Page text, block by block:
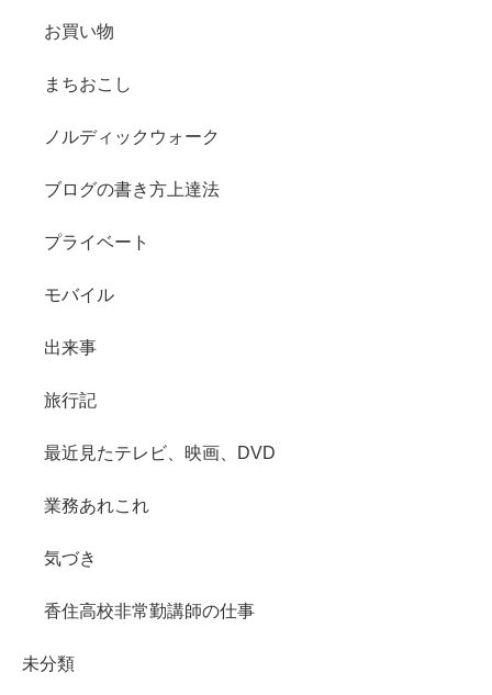
お買い物
まちおこし
ノルディックウォーク
ブログの書き方上達法
プライベート
モバイル
出来事
旅行記
最近見たテレビ、映画、DVD
業務あれこれ
気づき
香住高校非常勤講師の仕事
未分類